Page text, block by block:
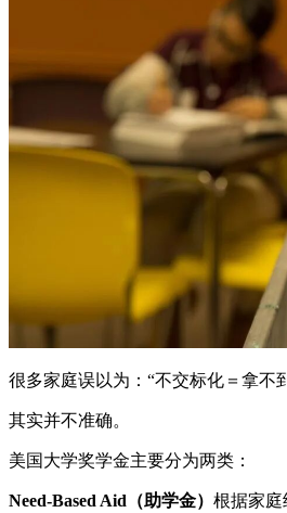
很多家庭误以为：“不交标化＝拿不
其实并不准确。
美国大学奖学金主要分为两类：
Need-Based Aid（助学金） 根据家庭